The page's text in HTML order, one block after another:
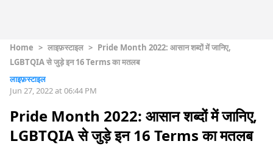
Home > लाइफ़स्टाइल > Pride Month 2022: आसान शब्दों में जानिए,
LGBTQIA से जुड़े इन 16 Terms का मतलब
लाइफ़स्टाइल
Jun 27, 2022 at 06:44 PM
Pride Month 2022: आसान शब्दों में जानिए,
LGBTQIA से जुड़े इन 16 Terms का मतलब